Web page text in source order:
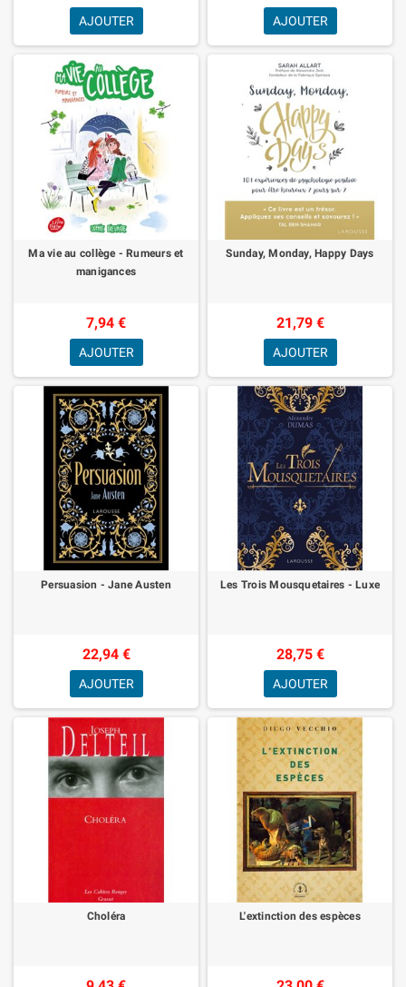
AJOUTER AJOUTER
Ma vie au collège - Rumeurs et
manigances
7,94 €
AJOUTER
Sunday, Monday, Happy Days
21,79 €
AJOUTER
Persuasion - Jane Austen
22,94 €
AJOUTER
Les Trois Mousquetaires - Luxe
28,75 €
AJOUTER
Choléra L'extinction des espèces